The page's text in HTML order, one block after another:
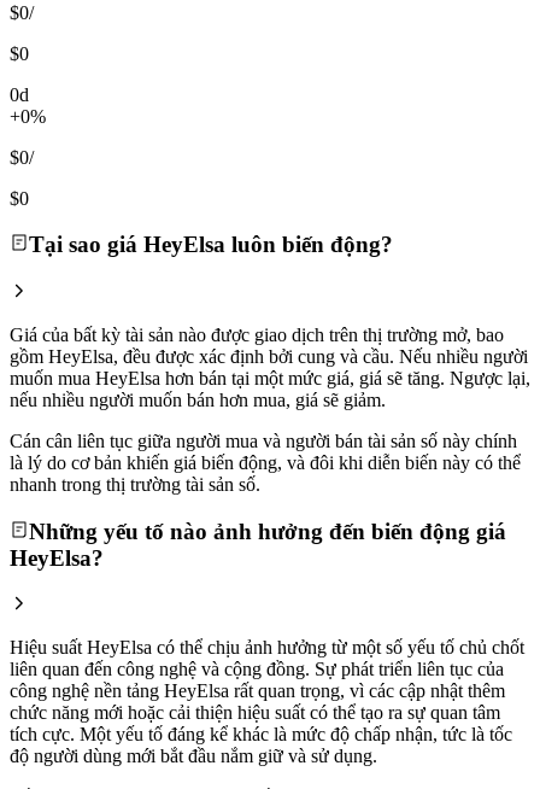
$0/
$0
0d
+0%
$0/
$0
Tại sao giá HeyElsa luôn biến động?
Giá của bất kỳ tài sản nào được giao dịch trên thị trường mở, bao
gồm HeyElsa, đều được xác định bởi cung và cầu. Nếu nhiều người
muốn mua HeyElsa hơn bán tại một mức giá, giá sẽ tăng. Ngược lại,
nếu nhiều người muốn bán hơn mua, giá sẽ giảm.
Cán cân liên tục giữa người mua và người bán tài sản số này chính
là lý do cơ bản khiến giá biến động, và đôi khi diễn biến này có thể
nhanh trong thị trường tài sản số.
Những yếu tố nào ảnh hưởng đến biến động giá
HeyElsa?
Hiệu suất HeyElsa có thể chịu ảnh hưởng từ một số yếu tố chủ chốt
liên quan đến công nghệ và cộng đồng. Sự phát triển liên tục của
công nghệ nền tảng HeyElsa rất quan trọng, vì các cập nhật thêm
chức năng mới hoặc cải thiện hiệu suất có thể tạo ra sự quan tâm
tích cực. Một yếu tố đáng kể khác là mức độ chấp nhận, tức là tốc
độ người dùng mới bắt đầu nắm giữ và sử dụng.